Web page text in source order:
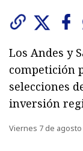
Los Andes y
competición
selecciones
inversión
Viernes 7 de agosto